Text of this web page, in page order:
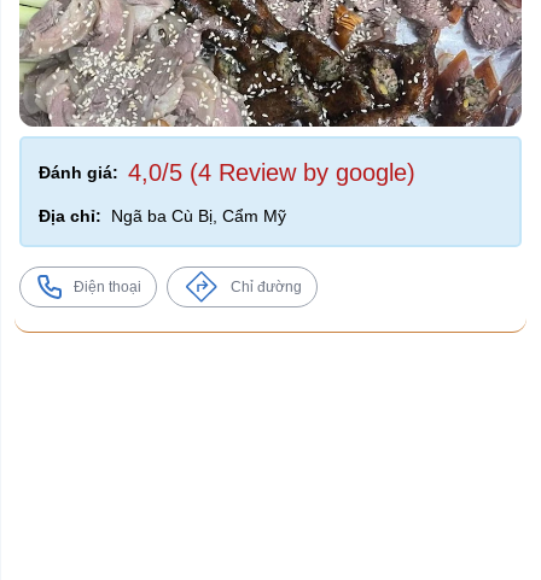
Đánh giá: 4,0/5 (4 Review by google)
Địa chỉ: Ngã ba Cù Bị, Cẩm Mỹ
Điện thoại Chỉ đường